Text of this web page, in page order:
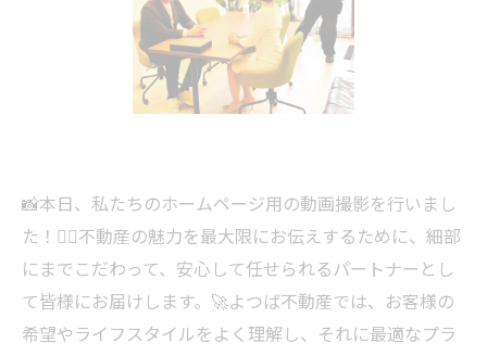
📸本日、私たちのホームページ用の動画撮影を行いまし
た！👷‍♀️不動産の魅力を最大限にお伝えするために、細部
にまでこだわって、安心して任せられるパートナーとし
て皆様にお届けします。🚀よつば不動産では、お客様の
希望やライフスタイルをよく理解し、それに最適なプラ